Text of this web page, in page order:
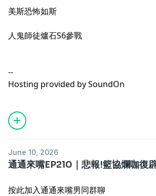
美斯恐怖如斯
人鬼師徒爐石S6參戰
--
Hosting provided bySoundOn
June 10, 2026
通通來嘴EP210｜悲報!籃協爛咖復
按此加入通通來嘴男同群聊